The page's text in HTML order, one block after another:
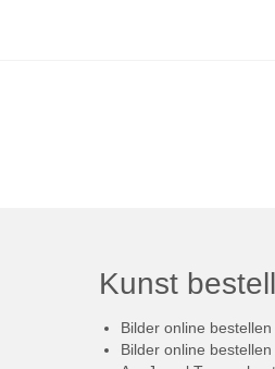
Kunst
Bilder online
Bilder online